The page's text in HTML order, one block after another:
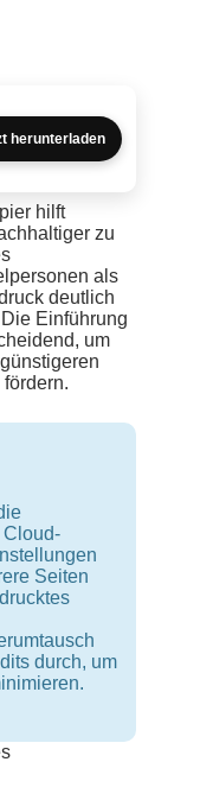
herunterladen
hilft
zu
als
deutlich
Einführung
um
Cloud-
Seiten
durch, um